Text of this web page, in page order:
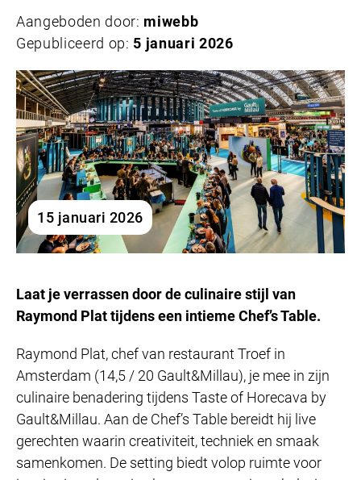
Aangeboden door: miwebb
Gepubliceerd op: 5 januari 2026
15 januari 2026
Laat je verrassen door de culinaire stijl van
Raymond Plat tijdens een intieme Chef’s Table.
Raymond Plat, chef van restaurant Troef in
Amsterdam (14,5 / 20 Gault&Millau), je mee in zijn
culinaire benadering tijdens Taste of Horecava by
Gault&Millau. Aan de Chef’s Table bereidt hij live
gerechten waarin creativiteit, techniek en smaak
samenkomen. De setting biedt volop ruimte voor